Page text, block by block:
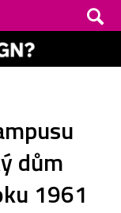
dům
1961